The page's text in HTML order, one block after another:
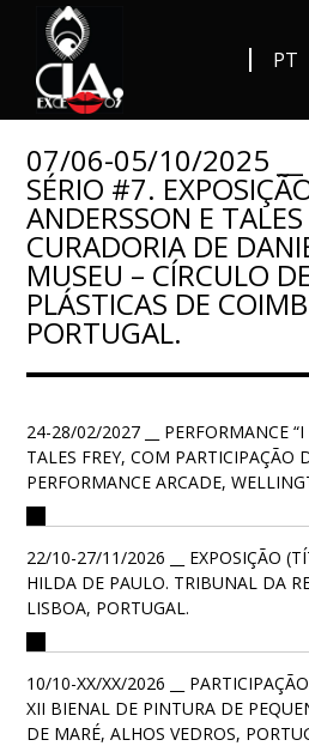
PT
07/06-05/10/2025 __
SÉRIO #7.
ANDERSSON E TALES
CURADORIA DE
MUSEU – CÍRCULO
PLÁSTICAS DE
PORTUGAL.
24-28/02/2027 __ PERFORMANCE
TALES FREY, COM PARTICIPAÇÃO
PERFORMANCE ARCADE,
22/10-27/11/2026 __ EXPOSIÇÃO
HILDA DE PAULO. TRIBUNAL DA
LISBOA, PORTUGAL.
10/10-XX/XX/2026 __
XII BIENAL DE PINTURA DE
DE MARÉ, ALHOS VEDROS,